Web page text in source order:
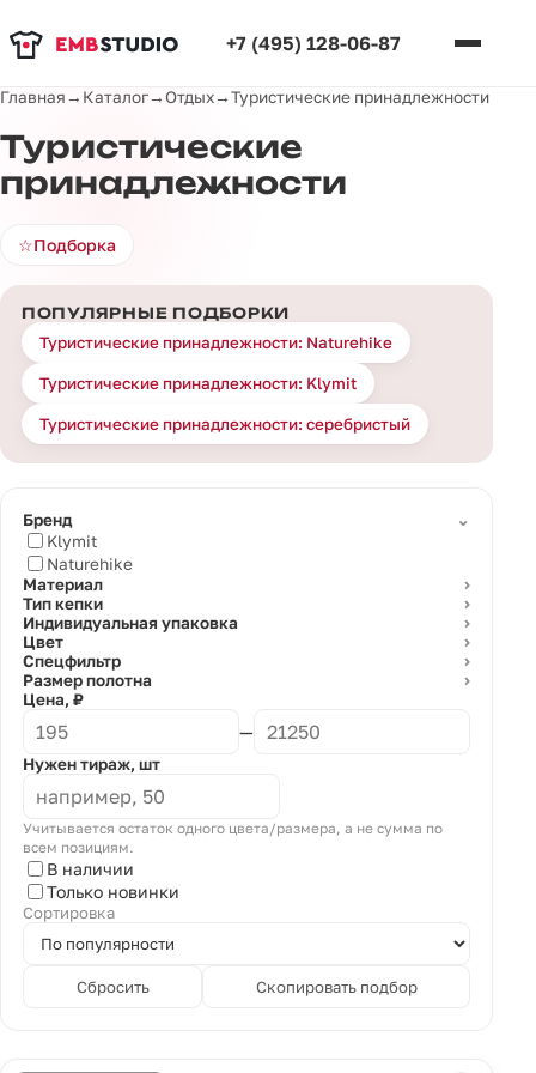
+7 (495) 128-06-87
Главная→ Каталог→Отдых→Туристические принадлежности
Туристические
принадлежности
☆Подборка
ПОПУЛЯРНЫЕ ПОДБОРКИ
Туристические принадлежности: Naturehike
Туристические принадлежности: Klymit
Туристические принадлежности: серебристый
Бренд
⌄
Klymit
Naturehike
Материал
⌄
Тип кепки ⌄
Индивидуальная упаковка ⌄
Цвет ⌄
Спецфильтр ⌄
Размер полотна ⌄
Цена, ₽
—
Нужен тираж, шт
Учитывается остаток одного цвета/размера, а не сумма по
всем позициям.
В наличии
Только новинки
Сортировка
Сбросить Скопировать подбор